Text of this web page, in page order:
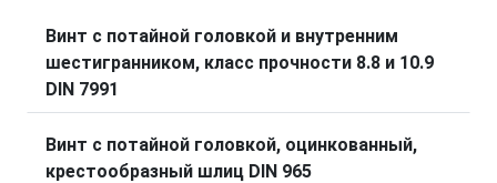
Винт с потайной головкой и внутренним
шестигранником, класс прочности 8.8 и 10.9
DIN 7991
Винт с потайной головкой, оцинкованный,
крестообразный шлиц DIN 965